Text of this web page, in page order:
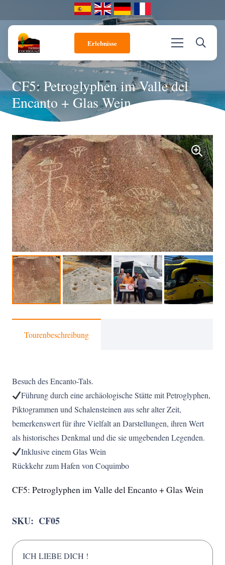
Erlebnisse
CF5: Petroglyphen im Valle del
Encanto + Glas Wein
Tourenbeschreibung
Besuch des Encanto-Tals.
Führung durch eine archäologische Stätte mit Petroglyphen,
Piktogrammen und Schalensteinen aus sehr alter Zeit,
bemerkenswert für ihre Vielfalt an Darstellungen, ihren Wert
als historisches Denkmal und die sie umgebenden Legenden.
Inklusive einem Glas Wein
Rückkehr zum Hafen von Coquimbo
CF5: Petroglyphen im Valle del Encanto + Glas Wein
SKU: CF05
ICH LIEBE DICH !